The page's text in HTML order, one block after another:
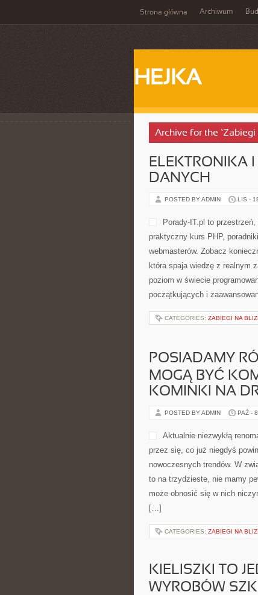
Strona główna Archiwum
HEJKA
Archive for the ‘Zabiegi
ELEKTRONIKA
DANYCH
POSTED BY ADMIN LIS -
Porady-IT.pl to
praktyczny kurs PHP,
webmasterów. Zobacz
która spaja wiedzę z realnym
poziom w świecie
początkujących i
CATEGORIES: ZABIEGI NA
POSIADAMY
MOGĄ BYĆ
KOMINKI NA
POSTED BY ADMIN PAŹ -
Aktualnie niezwykłą
przez się, co już niegdyś
nowoczesnych trendów. W
to na trzydzieste, nie mamy
może obnosić się w nich
[…]
CATEGORIES: ZABIEGI NA
KIELISZKI TO
WYROBÓW